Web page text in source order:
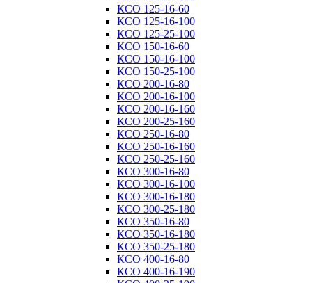
КСО 125-16-60
КСО 125-16-100
КСО 125-25-100
КСО 150-16-60
КСО 150-16-100
КСО 150-25-100
КСО 200-16-80
КСО 200-16-100
КСО 200-16-160
КСО 200-25-160
КСО 250-16-80
КСО 250-16-160
КСО 250-25-160
КСО 300-16-80
КСО 300-16-100
КСО 300-16-180
КСО 300-25-180
КСО 350-16-80
КСО 350-16-180
КСО 350-25-180
КСО 400-16-80
КСО 400-16-190